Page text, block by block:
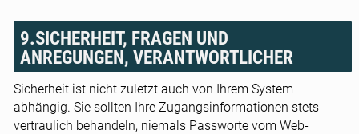
9.SICHERHEIT, FRAGEN UND
ANREGUNGEN, VERANTWORTLICHER
Sicherheit ist nicht zuletzt auch von Ihrem System
abhängig. Sie sollten Ihre Zugangsinformationen stets
vertraulich behandeln, niemals Passworte vom Web-